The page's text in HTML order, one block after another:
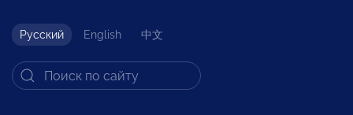
Русский English 中文